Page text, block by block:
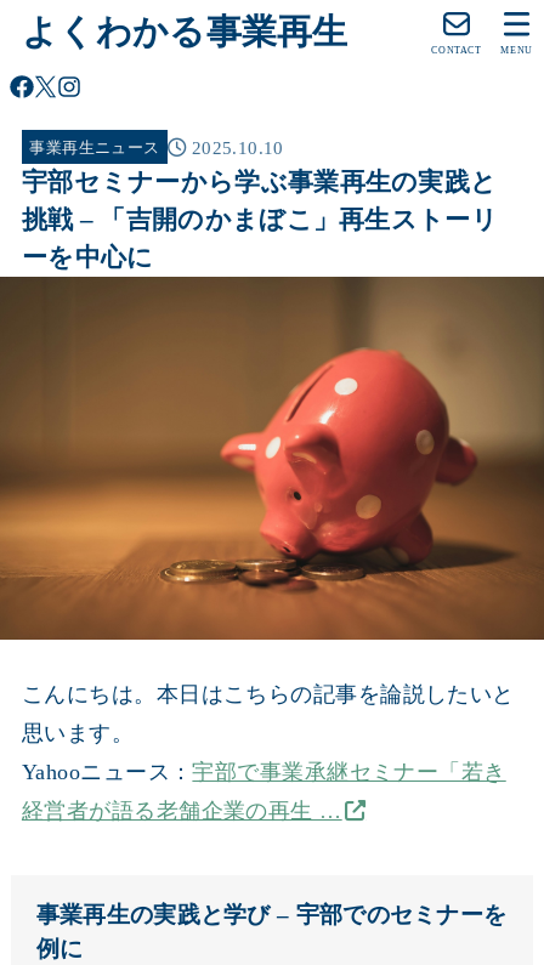
よくわかる事業再生 CONTACT MENU
事業再生ニュース 2025.10.10
宇部セミナーから学ぶ事業再生の実践と
挑戦 – 「吉開のかまぼこ」再生ストーリ
ーを中心に
こんにちは。本日はこちらの記事を論説したいと
思います。
Yahooニュース：宇部で事業承継セミナー「若き
経営者が語る老舗企業の再生 …
事業再生の実践と学び – 宇部でのセミナーを
例に